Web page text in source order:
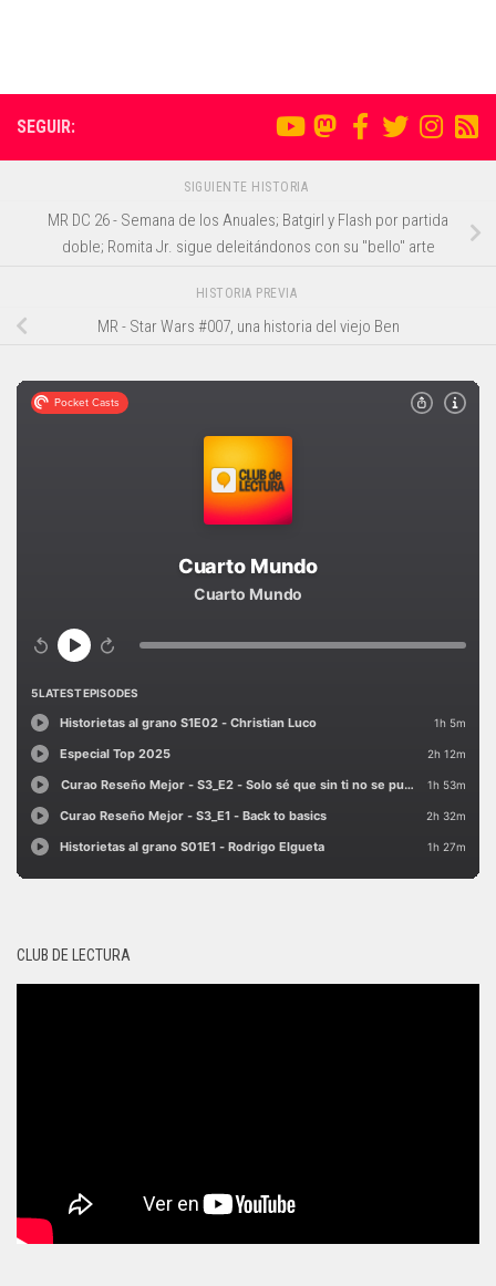
SEGUIR:
SIGUIENTE HISTORIA
MR DC 26 - Semana de los Anuales; Batgirl y Flash por partida
doble; Romita Jr. sigue deleitándonos con su "bello" arte
HISTORIA PREVIA
MR - Star Wars #007, una historia del viejo Ben
CLUB DE LECTURA